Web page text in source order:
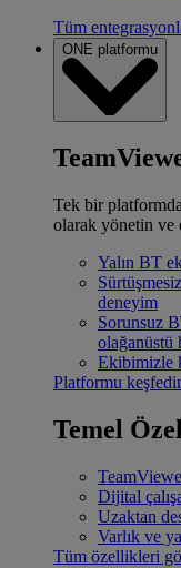
Tüm
ONE platformu
Tek bir
olarak yönetin ve
Yalın BT
deneyim
Sorunsuz
olağanüstü
Ekibimizle
Platformu
Temel
Dijital
Uzaktan
Varlık ve
Tüm özellikleri